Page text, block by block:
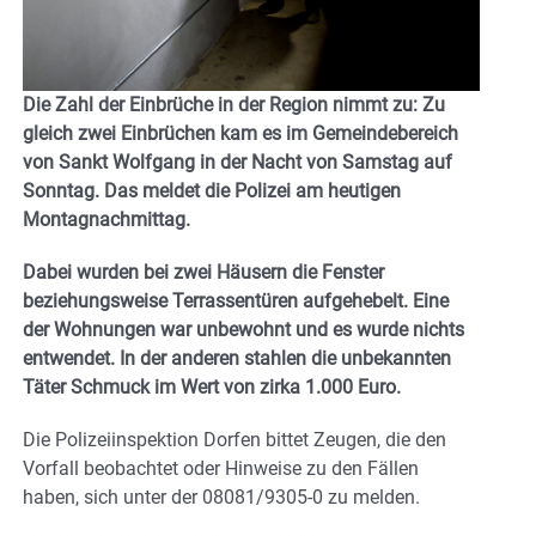
Die Zahl der Einbrüche in der Region nimmt zu: Zu
gleich zwei Einbrüchen kam es im Gemeindebereich
von Sankt Wolfgang in der Nacht von Samstag auf
Sonntag. Das meldet die Polizei am heutigen
Montagnachmittag.
Dabei wurden bei zwei Häusern die Fenster
beziehungsweise Terrassentüren aufgehebelt. Eine
der Wohnungen war unbewohnt und es wurde nichts
entwendet. In der anderen stahlen die unbekannten
Täter Schmuck im Wert von zirka 1.000 Euro.
Die Polizeiinspektion Dorfen bittet Zeugen, die den
Vorfall beobachtet oder Hinweise zu den Fällen
haben, sich unter der 08081/9305-0 zu melden.